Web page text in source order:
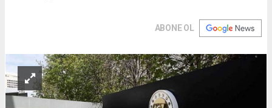
ABONE OL